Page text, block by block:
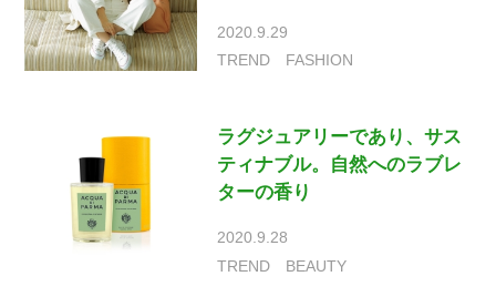
2020.9.29
TREND
FASHION
ラグジュアリーであり、サス
ティナブル。自然へのラブレ
ターの香り
2020.9.28
TREND
BEAUTY